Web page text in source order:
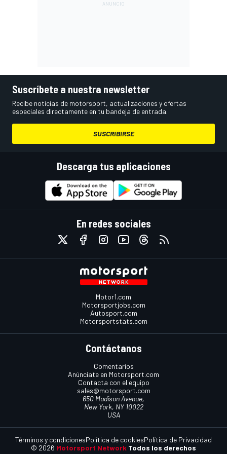
Suscríbete a nuestra newsletter
Recibe noticias de motorsport, actualizaciones y ofertas
especiales directamente en tu bandeja de entrada.
SUSCRIBIRSE
Descarga tus aplicaciones
En redes sociales
Motor1.com
Motorsportjobs.com
Autosport.com
Motorsportstats.com
Contáctanos
Comentarios
Anúnciate en Motorsport.com
Contacta con el equipo
sales@motorsport.com
650 Madison Avenue,
New York, NY 10022
USA
© 2026 Motorsport Network Todos los derechos
Términos y condicionesPolítica de cookiesPolítica de Privacidad